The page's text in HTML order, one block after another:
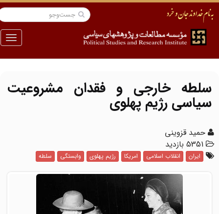
منو
سلطه خارجی و فقدان مشروعیت
سیاسی رژیم پهلوی
حمید قزوینی
5351 بازدید
ایران انقلاب اسلامی امریکا رژیم پهلوی وابستگی سلطه